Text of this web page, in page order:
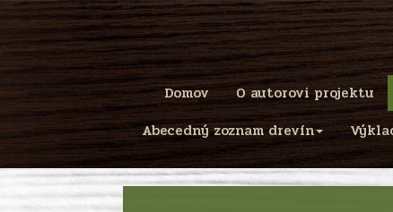
Domov O autorovi projektu
Abecedný zoznam drevín